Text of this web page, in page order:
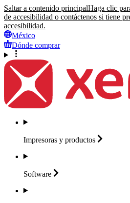
Saltar a contenido principalHaga clic
de accesibilidad o contáctenos si tiene
accesibilidad.
México
Dónde comprar
Impresoras y productos
Software